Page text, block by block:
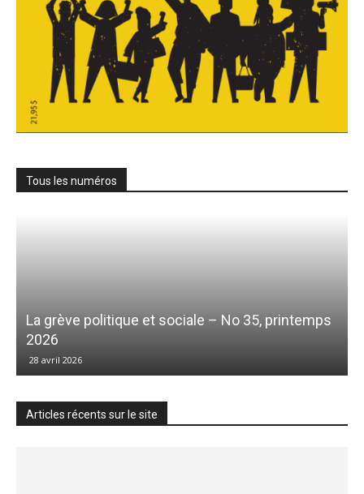
Tous les numéros
La grève politique et sociale – No 35, printemps
2026
28 avril 2026
Articles récents sur le site